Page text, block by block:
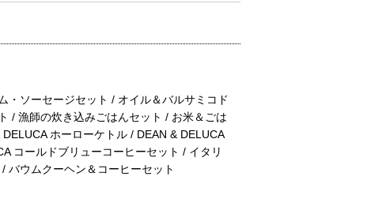
・ソーセージセット / オイル＆バルサミコド
/ 漁師の炊き込みごはんセット / お米＆ごは
ホーローケトル / DEAN & DELUCA
コールドブリューコーヒーセット / イタリ
バウムクーヘン＆コーヒーセット